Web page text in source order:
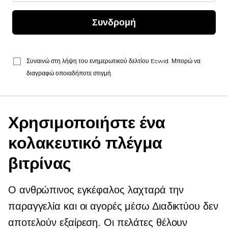
Συνδρομή
Συναινώ στη λήψη του ενημερωτικού δελτίου Ecwid. Μπορώ να
διαγραφώ οποιαδήποτε στιγμή.
Χρησιμοποιήστε ένα
κολακευτικό πλέγμα
βιτρίνας
Ο ανθρώπινος εγκέφαλος λαχταρά την
παραγγελία και οι αγορές μέσω Διαδικτύου δεν
αποτελούν εξαίρεση. Οι πελάτες θέλουν